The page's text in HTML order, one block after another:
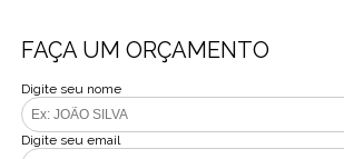
FAÇA UM ORÇAMENTO
Digite seu nome
Digite seu email